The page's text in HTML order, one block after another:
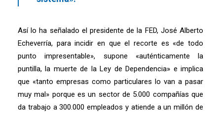
Así lo ha señalado el presidente de la FED, José Alberto
Echeverría, para incidir en que el recorte es «de todo
punto impresentable», supone «auténticamente la
puntilla, la muerte de la Ley de Dependencia» e implica
que «tanto empresas como particulares lo van a pasar
muy mal» porque es un sector de 5.000 compañías que
da trabajo a 300.000 empleados y atiende a un millón de